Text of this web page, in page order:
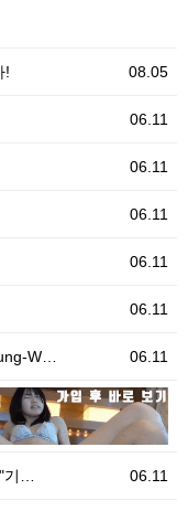
08.05
!
06.11
06.11
06.11
06.11
06.11
06.11
W…
06.11
06.11
…